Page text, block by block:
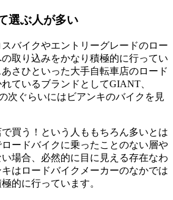
選ぶ人が多い
バイクやエントリーグレードのロー
取り込みをかなり積極的に行ってい
さひといった大手自転車店のロード
ているブランドとしてGIANT、
次ぐらいにはビアンキのバイクを見
買う！という人ももちろん多いとは
ードバイクに乗ったことのない層や
場合、必然的に目に見える存在なわ
はロードバイクメーカーのなかでは
的に行っています。